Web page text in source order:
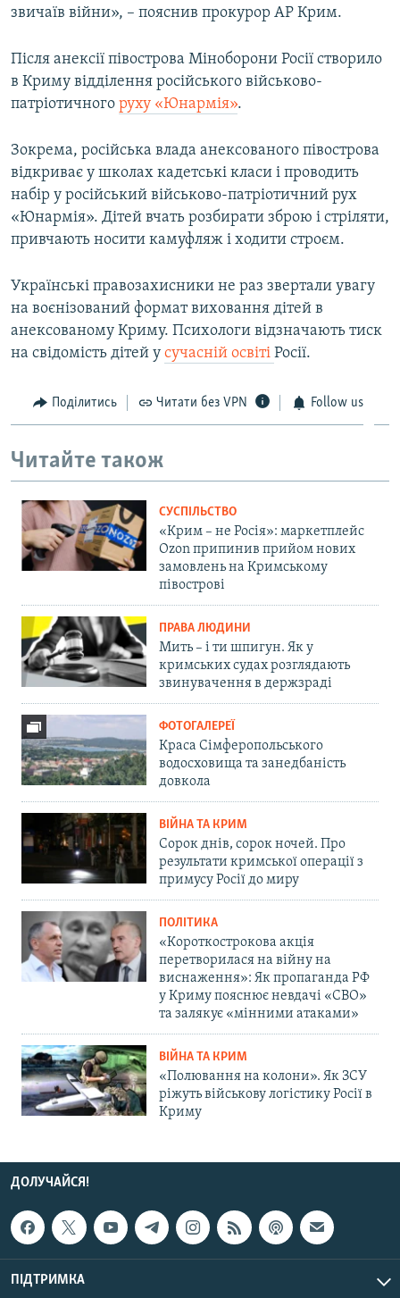
звичаїв війни», – пояснив прокурор АР Крим.
Після анексії півострова Міноборони Росії створило
в Криму відділення російського військово-
патріотичного руху «Юнармія».
Зокрема, російська влада анексованого півострова
відкриває у школах кадетські класи і проводить
набір у російський військово-патріотичний рух
«Юнармія». Дітей вчать розбирати зброю і стріляти,
привчають носити камуфляж і ходити строєм.
Українські правозахисники не раз звертали увагу
на воєнізований формат виховання дітей в
анексованому Криму. Психологи відзначають тиск
на свідомість дітей у сучасній освіті Росії.
Поділитись Читати без VPN Follow us
Читайте також
СУСПІЛЬСТВО
«Крим – не Росія»: маркетплейс
Ozon припинив прийом нових
замовлень на Кримському
півострові
ПРАВА ЛЮДИНИ
Мить – і ти шпигун. Як у
кримських судах розглядають
звинувачення в держзраді
ФОТОГАЛЕРЕЇ
Краса Сімферопольського
водосховища та занедбаність
довкола
ВІЙНА ТА КРИМ
Сорок днів, сорок ночей. Про
результати кримської операції з
примусу Росії до миру
ПОЛІТИКА
«Короткострокова акція
перетворилася на війну на
виснаження»: Як пропаганда РФ
у Криму пояснює невдачі «СВО»
та залякує «мінними атаками»
ВІЙНА ТА КРИМ
«Полювання на колони». Як ЗСУ
ріжуть військову логістику Росії в
Криму
ДОЛУЧАЙСЯ!
ПІДТРИМКА